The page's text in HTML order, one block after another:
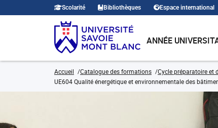
Scolarité Bibliothèques Espace international
ANNÉE
Accueil Catalogue des formations Cycle préparatoire et
UE604 Qualité énergétique et environnementale des